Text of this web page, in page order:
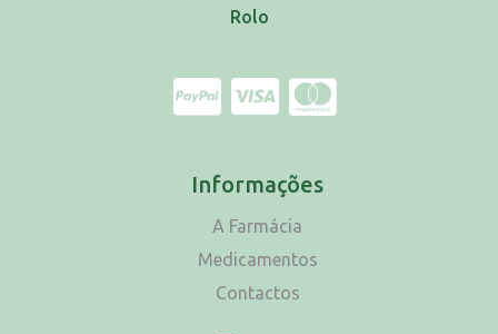
Rolo
Informações
A Farmácia
Medicamentos
Contactos